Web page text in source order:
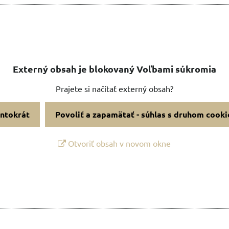
Externý obsah je blokovaný Voľbami súkromia
Prajete si načítať externý obsah?
Povoliť a zapamätať - súhlas s druhom
Otvoriť obsah v novom okne